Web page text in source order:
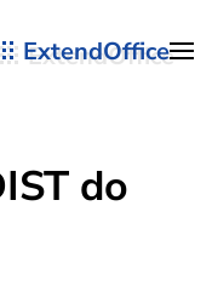
ExtendOffice
do